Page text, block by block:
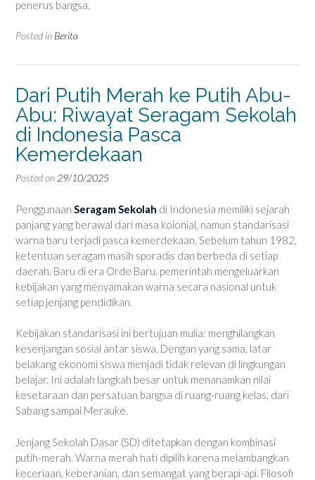
penerus bangsa.
Posted in Berita
Dari Putih Merah ke Putih Abu-
Abu: Riwayat Seragam Sekolah
di Indonesia Pasca
Kemerdekaan
Posted on 29/10/2025
Penggunaan Seragam Sekolah di Indonesia memiliki sejarah
panjang yang berawal dari masa kolonial, namun standarisasi
warna baru terjadi pasca kemerdekaan. Sebelum tahun 1982,
ketentuan seragam masih sporadis dan berbeda di setiap
daerah. Baru di era Orde Baru, pemerintah mengeluarkan
kebijakan yang menyamakan warna secara nasional untuk
setiap jenjang pendidikan.
Kebijakan standarisasi ini bertujuan mulia: menghilangkan
kesenjangan sosial antar siswa. Dengan yang sama, latar
belakang ekonomi siswa menjadi tidak relevan di lingkungan
belajar. Ini adalah langkah besar untuk menanamkan nilai
kesetaraan dan persatuan bangsa di ruang-ruang kelas, dari
Sabang sampai Merauke.
Jenjang Sekolah Dasar (SD) ditetapkan dengan kombinasi
putih-merah. Warna merah hati dipilih karena melambangkan
keceriaan, keberanian, dan semangat yang berapi-api. Filosofi